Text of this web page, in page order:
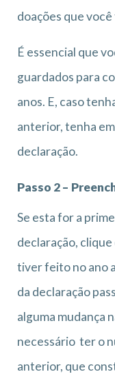
doações que
É essencial que
guardados para
anos. E, caso
anterior, tenha
declaração.
Passo 2 –
Se esta for a
declaração, clique
tiver feito no ano
da declaração
alguma mudança
necessário ter o
anterior, que